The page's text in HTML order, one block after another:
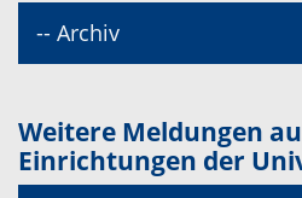
-- Archiv
Weitere Meldungen
Einrichtungen der